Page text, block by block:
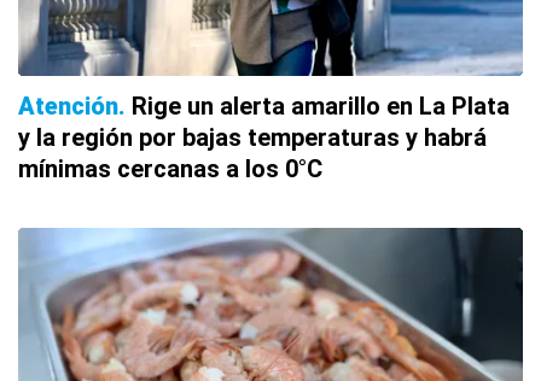
Atención Rige un alerta amarillo en La Plata
y la región por bajas temperaturas y habrá
mínimas cercanas a los 0°C